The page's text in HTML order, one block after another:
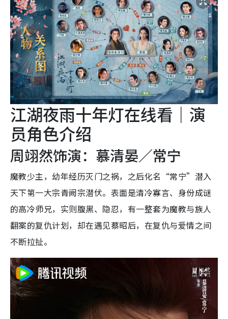
江湖夜雨十年灯在线看｜演
员角色介绍
周翊然饰演：慕清晏／常宁
魔教少主，幼年经历灭门之祸，之后化名“常宁”潜入
天下第一大宗青阙宗潜伏。表面是清冷寡言、身份成谜
的高冷师兄，实则腹黑、隐忍，有一整套为魔教与族人
翻案的复仇计划，却在遇见蔡昭后，在复仇与爱情之间
不断拉扯。